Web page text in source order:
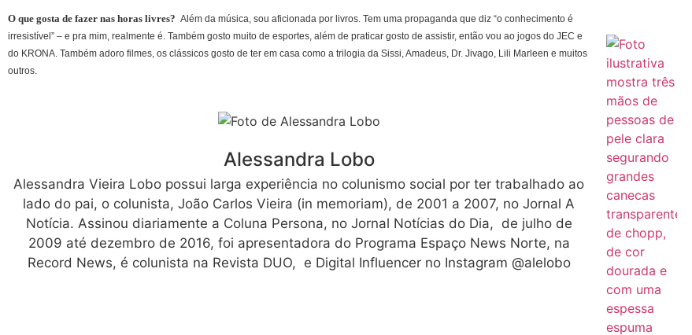
O que gosta de fazer nas horas livres? Além da música, sou aficionada por livros. Tem uma propaganda que diz “o conhecimento é
irresistível” – e pra mim, realmente é. Também gosto muito de esportes, além de praticar gosto de assistir, então vou ao jogos do JEC e
do KRONA. Também adoro filmes, os clássicos gosto de ter em casa como a trilogia da Sissi, Amadeus, Dr. Jivago, Lili Marleen e muitos
outros.
Alessandra Lobo
Alessandra Vieira Lobo possui larga experiência no colunismo social por ter trabalhado ao
lado do pai, o colunista, João Carlos Vieira (in memoriam), de 2001 a 2007, no Jornal A
Notícia. Assinou diariamente a Coluna Persona, no Jornal Notícias do Dia, de julho de
2009 até dezembro de 2016, foi apresentadora do Programa Espaço News Norte, na
Record News, é colunista na Revista DUO, e Digital Influencer no Instagram @alelobo